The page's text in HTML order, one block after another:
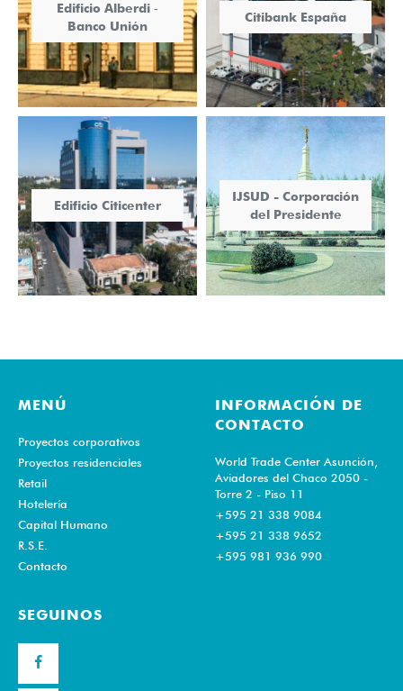
Edificio Alberdi ‐
Banco Unión
Citibank España
Edificio Citicenter
IJSUD - Corporación
del Presidente
MENÚ
Proyectos corporativos
Proyectos residenciales
Retail
Hotelería
Capital Humano
R.S.E.
Contacto
INFORMACIÓN DE
CONTACTO
World Trade Center Asunción,
Aviadores del Chaco 2050 -
Torre 2 - Piso 11
+595 21 338 9084
+595 21 338 9652
+595 981 936 990
SEGUINOS